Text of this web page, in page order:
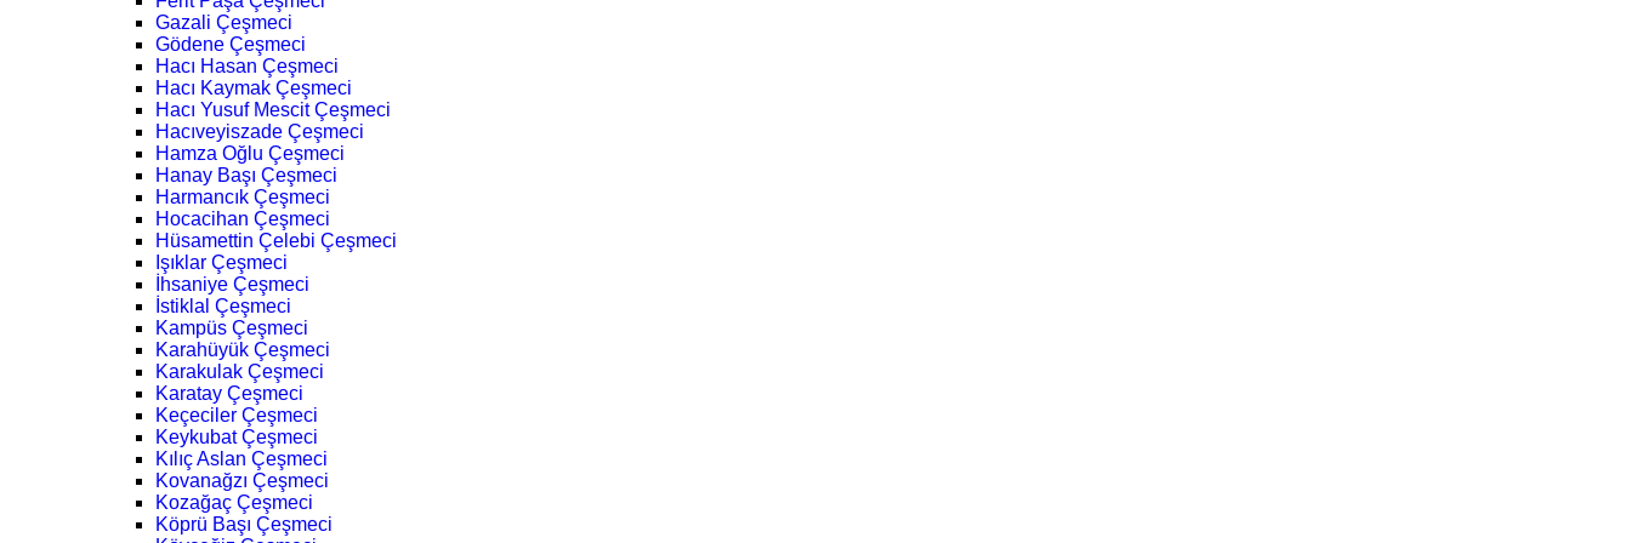
Gazali Çeşmeci
Gödene Çeşmeci
Hacı Hasan Çeşmeci
Hacı Kaymak Çeşmeci
Hacı Yusuf Mescit Çeşmeci
Hacıveyiszade Çeşmeci
Hamza Oğlu Çeşmeci
Hanay Başı Çeşmeci
Harmancık Çeşmeci
Hocacihan Çeşmeci
Hüsamettin Çelebi Çeşmeci
Işıklar Çeşmeci
İhsaniye Çeşmeci
İstiklal Çeşmeci
Kampüs Çeşmeci
Karahüyük Çeşmeci
Karakulak Çeşmeci
Karatay Çeşmeci
Keçeciler Çeşmeci
Keykubat Çeşmeci
Kılıç Aslan Çeşmeci
Kovanağzı Çeşmeci
Kozağaç Çeşmeci
Köprü Başı Çeşmeci